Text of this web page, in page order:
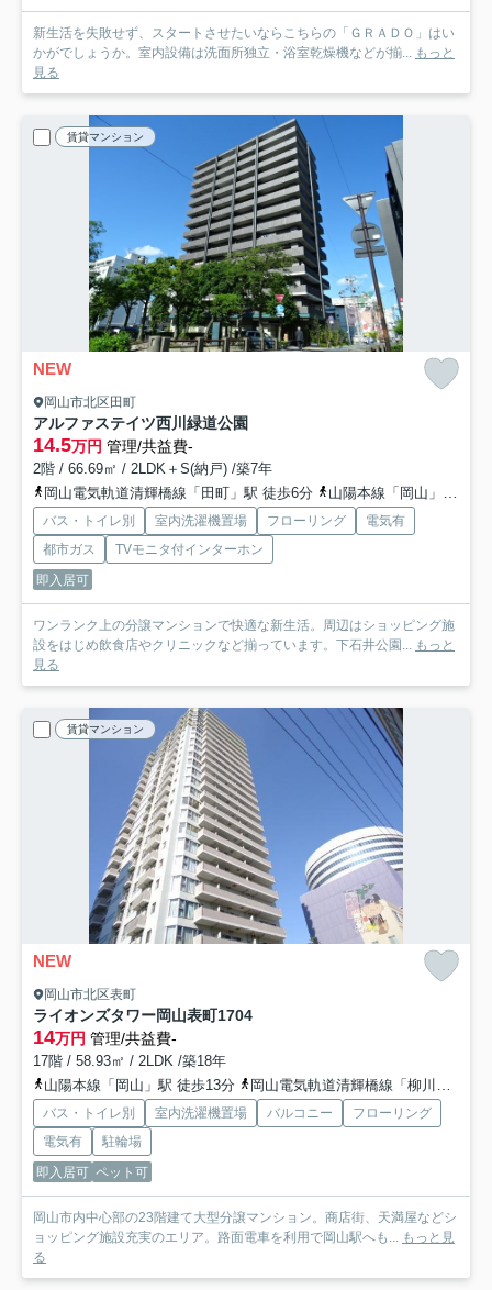
新生活を失敗せず、スタートさせたいならこちらの「ＧＲＡＤＯ」はい
かがでしょうか。室内設備は洗面所独立・浴室乾燥機などが揃... もっと
見る
賃貸マンション
NEW
岡山市北区田町
アルファステイツ西川緑道公園
14.5万円 管理/共益費-
2階 / 66.69㎡ / 2LDK＋S(納戸) /築7年
岡山電気軌道清輝橋線「田町」駅 徒歩6分
山陽本線「岡山」駅 徒歩12分
バス・トイレ別 室内洗濯機置場 フローリング
電気有
都市ガス
TVモニタ付インターホン
即入居可
ワンランク上の分譲マンションで快適な新生活。周辺はショッピング施
設をはじめ飲食店やクリニックなど揃っています。下石井公園... もっと
見る
賃貸マンション
NEW
岡山市北区表町
ライオンズタワー岡山表町1704
14万円 管理/共益費-
17階 / 58.93㎡ / 2LDK /築18年
山陽本線「岡山」駅 徒歩13分
岡山電気軌道清輝橋線「柳川」駅 徒歩5分
バス・トイレ別 室内洗濯機置場 バルコニー
フローリング
電気有
駐輪場
即入居可 ペット可
岡山市内中心部の23階建て大型分譲マンション。商店街、天満屋などシ
ョッピング施設充実のエリア。路面電車を利用で岡山駅へも... もっと見
る